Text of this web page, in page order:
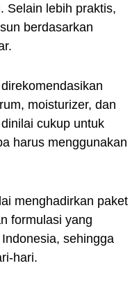
Selain lebih praktis,
berdasarkan
moisturizer, dan
cukup untuk
harus menggunakan
menghadirkan paket
formulasi yang
sehingga
hari.